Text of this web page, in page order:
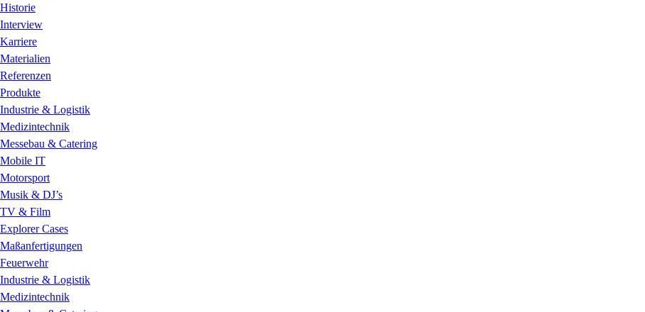
Historie
Interview
Karriere
Materialien
Referenzen
Produkte
Industrie & Logistik
Medizintechnik
Messebau & Catering
Mobile IT
Motorsport
Musik & DJ’s
TV & Film
Explorer Cases
Maßanfertigungen
Feuerwehr
Industrie & Logistik
Medizintechnik